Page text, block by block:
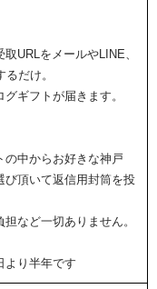
URLをメールやLINE、
だけ。
ギフトが届きます。
の中からお好きな神戸
び頂いて返信用封筒を投
など一切ありません。
り半年です